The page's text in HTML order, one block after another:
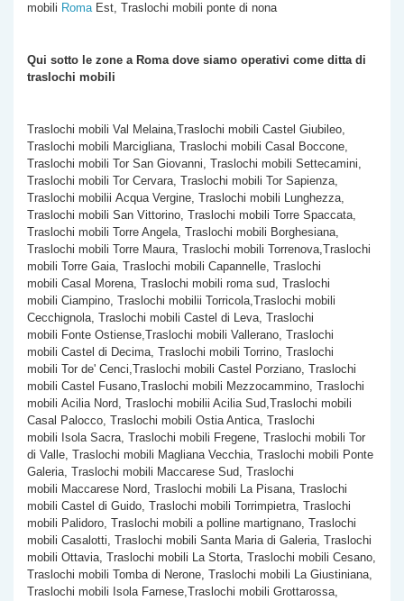
mobili RomaEst, Traslochi mobili ponte di nona
Qui sotto le zone a Roma dove siamo operativi come ditta di
traslochi mobili
Traslochi mobili Val Melaina,Traslochi mobili Castel Giubileo,
Traslochi mobili Marcigliana, Traslochi mobili Casal Boccone,
Traslochi mobili Tor San Giovanni, Traslochi mobili Settecamini,
Traslochi mobili Tor Cervara, Traslochi mobili Tor Sapienza,
Traslochi mobilii Acqua Vergine, Traslochi mobili Lunghezza,
Traslochi mobili San Vittorino, Traslochi mobili Torre Spaccata,
Traslochi mobili Torre Angela, Traslochi mobili Borghesiana,
Traslochi mobili Torre Maura, Traslochi mobili Torrenova,Traslochi
mobili Torre Gaia, Traslochi mobili Capannelle, Traslochi
mobili Casal Morena, Traslochi mobili roma sud, Traslochi
mobili Ciampino, Traslochi mobilii Torricola,Traslochi mobili
Cecchignola, Traslochi mobili Castel di Leva, Traslochi
mobili Fonte Ostiense,Traslochi mobili Vallerano, Traslochi
mobili Castel di Decima, Traslochi mobili Torrino, Traslochi
mobili Tor de' Cenci,Traslochi mobili Castel Porziano, Traslochi
mobili Castel Fusano,Traslochi mobili Mezzocammino, Traslochi
mobili Acilia Nord, Traslochi mobilii Acilia Sud,Traslochi mobili
Casal Palocco, Traslochi mobili Ostia Antica, Traslochi
mobili Isola Sacra, Traslochi mobili Fregene, Traslochi mobili Tor
di Valle, Traslochi mobili Magliana Vecchia, Traslochi mobili Ponte
Galeria, Traslochi mobili Maccarese Sud, Traslochi
mobili Maccarese Nord, Traslochi mobili La Pisana, Traslochi
mobili Castel di Guido, Traslochi mobili Torrimpietra, Traslochi
mobili Palidoro, Traslochi mobili a polline martignano, Traslochi
mobili Casalotti, Traslochi mobili Santa Maria di Galeria, Traslochi
mobili Ottavia, Traslochi mobili La Storta, Traslochi mobili Cesano,
Traslochi mobili Tomba di Nerone, Traslochi mobili La Giustiniana,
Traslochi mobili Isola Farnese,Traslochi mobili Grottarossa,